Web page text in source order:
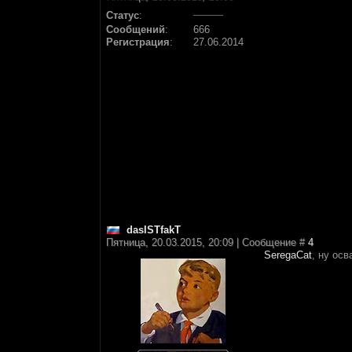
Статус:
Сообщений:
666
Регистрация: 27.06.2014
dasISTfakT
Пятница, 20.03.2015, 20:09 | Сообщение # 4
SeregaCat, ну